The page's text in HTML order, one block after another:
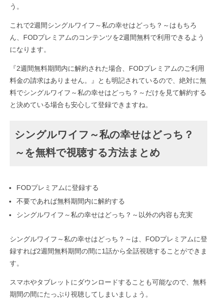
う。
これで2週間シングルワイフ～私の幸せはどっち？～はもちろ
ん、FODプレミアムのコンテンツを2週間無料で利用できるよう
になります。
『2週間無料期間内に解約された場合、FODプレミアムのご利用
料金の請求はありません。』とも明記されているので、絶対に無
料でシングルワイフ～私の幸せはどっち？～だけを見て解約する
と決めている場合も安心して登録できますね。
シングルワイフ～私の幸せはどっち？
～を無料で視聴する方法まとめ
FODプレミアムに登録する
不要であれば無料期間内に解約する
シングルワイフ～私の幸せはどっち？～以外の内容も充実
シングルワイフ～私の幸せはどっち？～は、FODプレミアムに登
録すれば2週間無料期間の間に1話から全話視聴することができま
す。
スマホやタブレットにダウンロードすることも可能なので、無料
期間の間にたっぷり視聴してしまいましょう。